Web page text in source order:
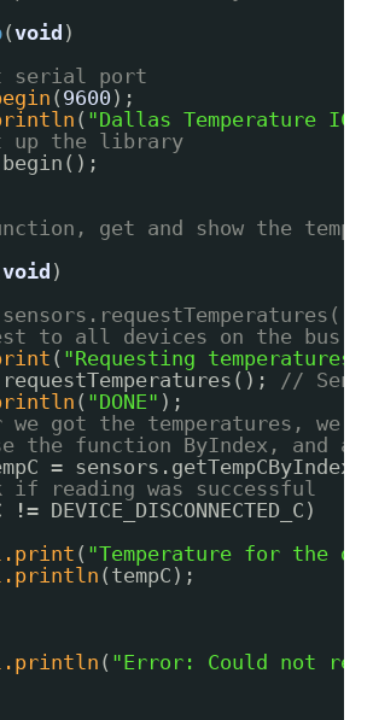
(void )
port
( 9600 );
( "Dallas Temperature IC
up the library
get and show the
void )
to all devices on the bus
( "Requesting
// Send
( "DONE" );
got the temperatures, we
the function ByIndex, and
= sensors.getTempCByIndex(
if reading was successful
!= DEVICE_DISCONNECTED_C)
( "Temperature for the
(tempC);
( "Error: Could not